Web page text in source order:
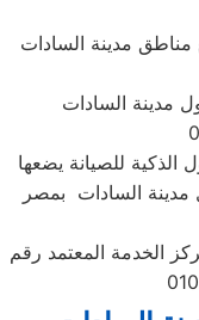
مدينة السادات
مدينة السادات
الذكية للصيانة يضعها
مدينة السادات بمصر
الخدمة المعتمد رقم